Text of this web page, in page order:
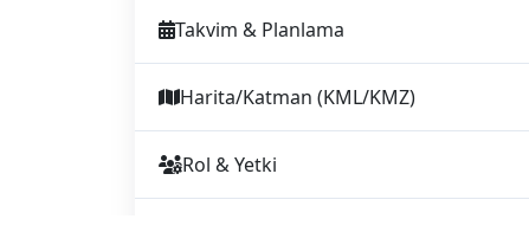
Takvim & Planlama
Harita/Katman (KML/KMZ)
Rol & Yetki